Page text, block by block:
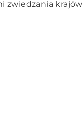
zwiedzania krajów